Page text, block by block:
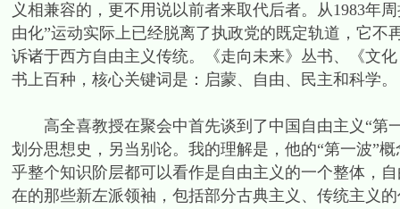
义相兼容的，更不用说以前者来取代后者。从1983年
由化”运动实际上已经脱离了执政党的既定轨道，它
诉诸于西方自由主义传统。《走向未来》丛书、《文
书上百种，核心关键词是：启蒙、自由、民主和科学。
高全喜教授在聚会中首先谈到了中国自由主义“第
划分思想史，另当别论。我的理解是，他的“第一波”
乎整个知识阶层都可以看作是自由主义的一个整体，
在的那些新左派领袖，包括部分古典主义、传统主义